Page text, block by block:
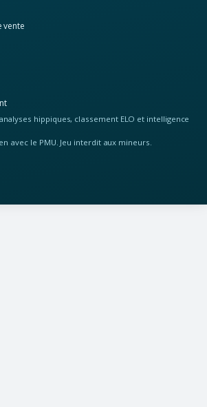
vente
hippiques, classement ELO et intelligence
avec le PMU. Jeu interdit aux mineurs.